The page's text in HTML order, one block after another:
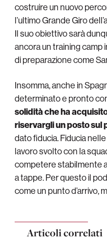
costruire un nuovo
l’ultimo Grande Giro
Il suo obiettivo sarà
ancora un training camp
di preparazione come
Insomma, anche in
determinato e pronto
solidità che ha
riservargli un posto sul
dato fiducia. Fiducia
lavoro svolto con la
competere stabilmente
a tappe. Per questo il
come un punto d’arrivo,
Articoli correlati